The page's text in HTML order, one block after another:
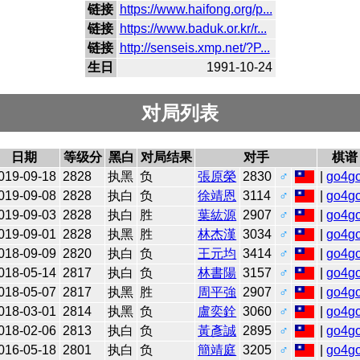
链接 https://www.haifong.org/p...
链接 https://www.baduk.or.kr/r...
链接 http://senseis.xmp.net/?P...
生日
1991-10-24
对局列表
日期 等级分 黑白 对局结果 对手
棋谱
09-18 2828 执黑 负 張原榮 2830 ♂ |
09-08 2828 执白 负 徐靖恩 3114 ♂ |
09-03 2828 执白 胜 葉紘源 2907 ♂ |
09-01 2828 执黑 胜 林杰漢 3034 ♂ |
09-09 2820 执白 负 王元均 3414 ♂ |
05-14 2817 执白 负 林書陽 3157 ♂ |
05-07 2817 执黑 胜 周平強 2907 ♂ |
03-01 2814 执黑 负 盧奕銓 3060 ♂ |
02-06 2813 执白 负 黃彥誠 2895 ♂ |
05-18 2801 执白 负 簡靖庭 3205 ♂ |